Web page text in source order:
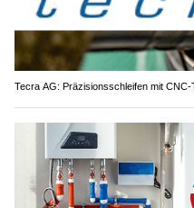
Tecra AG: Präzisionsschleifen mit